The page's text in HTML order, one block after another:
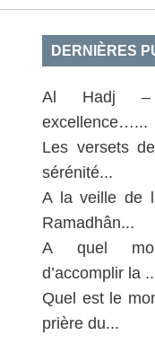
DERNIÈRES
Al Hadj
excellence…...
Les versets
sérénité...
A la veille de
Ramadhân...
A quel
d’accomplir la
Quel est le
prière du...